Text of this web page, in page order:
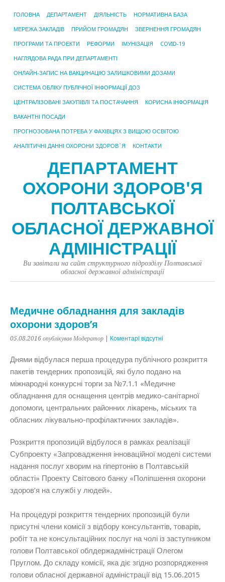
ГОЛОВНА ДЕПАРТАМЕНТ ДІЯЛЬНІСТЬ НОРМАТИВНА БАЗА
МЕРЕЖА ЗАКЛАДІВ ПРИЙОМ ГРОМАДЯН ЗВЕРНЕННЯ ГРОМАДЯН
ПРОГРАМИ ТА ПРОЕКТИ РЕФОРМИ ІМУНІЗАЦІЯ COVID-19
НАГЛЯДОВА РАДА ПРИ ДЕПАРТАМЕНТІ
ОНЛАЙН-ЗАПИС НА ВАКЦИНАЦІЮ ЗАЛИШКОВИМИ ДОЗАМИ
СИСТЕМА ОБЛІКУ ПУБЛІЧНОЇ ІНФОРМАЦІЇ ДОЗ
ЦЕНТРАЛІЗОВАНІ ЗАКУПІВЛІ ТА ПОСТАЧАННЯ КОРИСНА ІНФОРМАЦІЯ
ВАКАНТНІ ПОСАДИ
ПРОГНОЗОВАНА ПОТРЕБА У ФАХІВЦЯХ З ВИЩОЮ ОСВІТОЮ
АНАЛІТИЧНІ ДАННІ ОХОРОНИ ЗДОРОВ`Я КОНТАКТИ
ДЕПАРТАМЕНТ
ОХОРОНИ ЗДОРОВ'Я
ПОЛТАВСЬКОЇ
ОБЛАСНОЇ ДЕРЖАВНОЇ
АДМІНІСТРАЦІЇ
Ви завітали на сайт структурного підрозділу Полтавської
обласної державної адміністрації
Медичне обладнання для закладів
охорони здоров’я
05.08.2016 опублікував Модератор Коментарі відсутні
Днями відбулася перша процедура публічного розкриття
пакетів тендерних пропозицій, які було подано на
міжнародні конкурсні торги за №7.1.1 «Медичне
обладнання для оснащення центрів медико-санітарної
допомоги, центральних районних лікарень, міських та
обласних лікувально-профілактичних закладів».
Розкриття пропозицій відбулося в рамках реалізації
Субпроекту «Запровадження інноваційної моделі системи
надання послуг хворим на гіпертонію в Полтавській
області» Проекту Світового банку «Поліпшення охорони
здоров’я на службі у людей».
На процедурі розкриття тендерних пропозицій були
присутні члени комісії з відбору консультантів, товарів,
робіт та не консультаційних послуг на чолі із заступником
голови Полтавської облдержадміністрації Олегом
Пруглом. До складу комісії, яка діє згідно розпорядження
голови обласної державної адміністрації від 15.06.2015